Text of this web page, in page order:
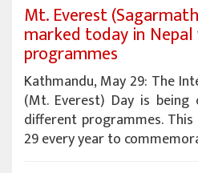
Mt. Everest
marked today in
programmes
Kathmandu, May 29: The
(Mt. Everest) Day is
different programmes.
29 every year to